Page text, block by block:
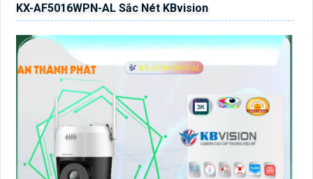
KX-AF5016WPN-AL Sắc Nét KBvision